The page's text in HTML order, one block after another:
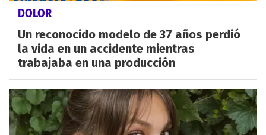
DOLOR
Un reconocido modelo de 37 años perdió
la vida en un accidente mientras
trabajaba en una producción